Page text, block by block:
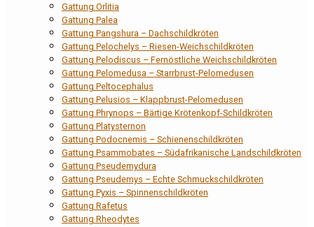
Gattung Orlitia
Gattung Palea
Gattung Pangshura – Dachschildkröten
Gattung Pelochelys – Riesen-Weichschildkröten
Gattung Pelodiscus – Fernöstliche Weichschildkröten
Gattung Pelomedusa – Starrbrust-Pelomedusen
Gattung Peltocephalus
Gattung Pelusios – Klappbrust-Pelomedusen
Gattung Phrynops – Bärtige Krötenkopf-Schildkröten
Gattung Platysternon
Gattung Podocnemis – Schienenschildkröten
Gattung Psammobates – Südafrikanische Landschildkröten
Gattung Pseudemydura
Gattung Pseudemys – Echte Schmuckschildkröten
Gattung Pyxis – Spinnenschildkröten
Gattung Rafetus
Gattung Rheodytes